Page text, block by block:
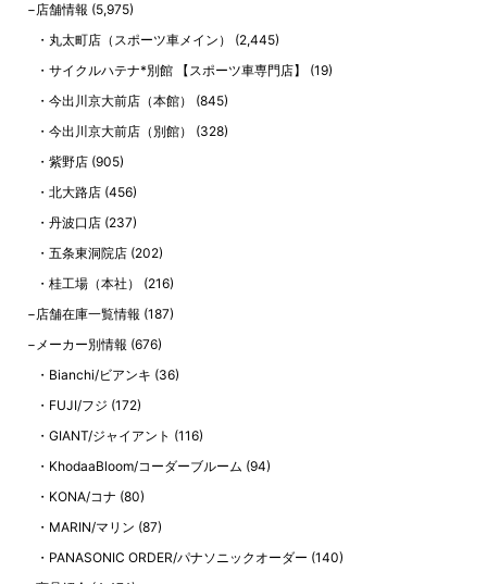
店舗情報 (5,975)
丸太町店（スポーツ車メイン）
(2,445)
サイクルハテナ*別館 【スポーツ車専門店】
(19)
今出川京大前店（本館）
(845)
今出川京大前店（別館）
(328)
紫野店 (905)
北大路店 (456)
丹波口店 (237)
五条東洞院店 (202)
桂工場（本社）
(216)
店舗在庫一覧情報 (187)
メーカー別情報 (676)
Bianchi/ビアンキ (36)
FUJI/フジ (172)
GIANT/ジャイアント (116)
KhodaaBloom/コーダーブルーム (94)
KONA/コナ (80)
MARIN/マリン (87)
PANASONIC ORDER/パナソニックオーダー (140)